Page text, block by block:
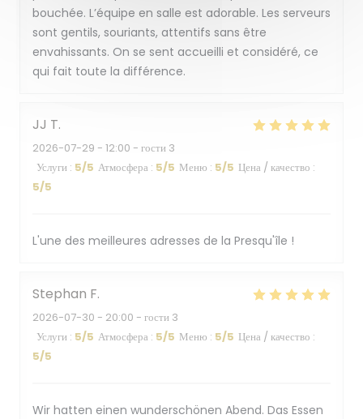
bouchée. L’équipe en salle est adorable. Les serveurs
sont gentils, souriants, attentifs sans être
envahissants. On se sent accueilli et considéré, ce
qui fait toute la différence.
JJ T
2026-07-29 - 12:00 - гости 3
Услуги : 5/5 Атмосфера : 5/5 Меню : 5/5 Цена / качество :
5/5
L'une des meilleures adresses de la Presqu'île !
Stephan F
2026-07-30 - 20:00 - гости 3
Услуги : 5/5 Атмосфера : 5/5 Меню : 5/5 Цена / качество :
5/5
Wir hatten einen wunderschönen Abend. Das Essen